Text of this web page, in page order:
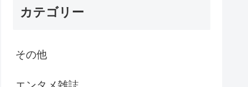
カテゴリー
その他